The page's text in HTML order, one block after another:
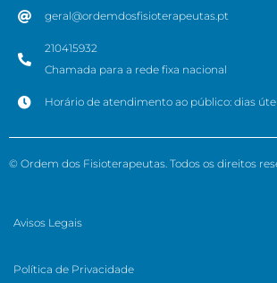
geral@ordemdosfisioterapeutas.pt
210415932
Chamada para a rede fixa nacional
Horário de atendimento ao público: dias
© Ordem dos Fisioterapeutas. Todos os direitos
Avisos Legais
Política de Privacidade